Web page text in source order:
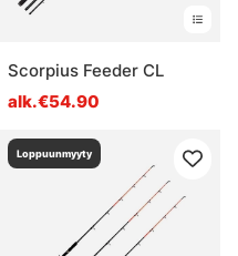
Scorpius Feeder CL
alk.€54.90
Loppuunmyyty